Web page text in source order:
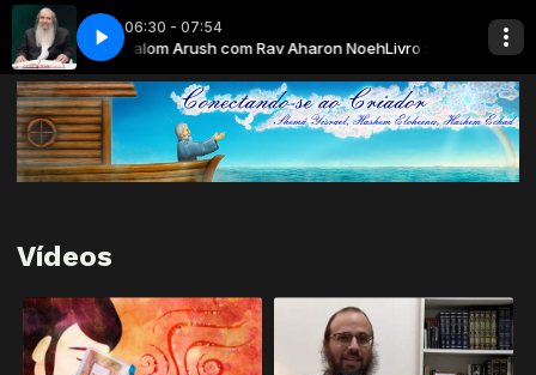
06:30 - 07:54
Vida - Rav Shalom Arush com Rav Aharon NoehLivro : O Jardim da
Jardim da Emuná - Fé Rav Aharon Noeh[26] Mude o seu Mazal com a
Vídeos